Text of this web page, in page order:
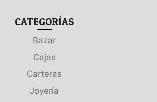
CATEGORÍAS
Bazar
Cajas
Carteras
Joyería